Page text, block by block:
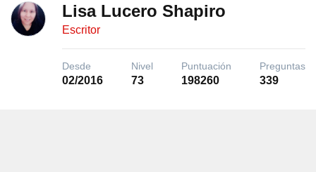
Lisa Lucero Shapiro
Escritor
Desde
02/2016
Nivel
73
Puntuación
198260
Preguntas
339